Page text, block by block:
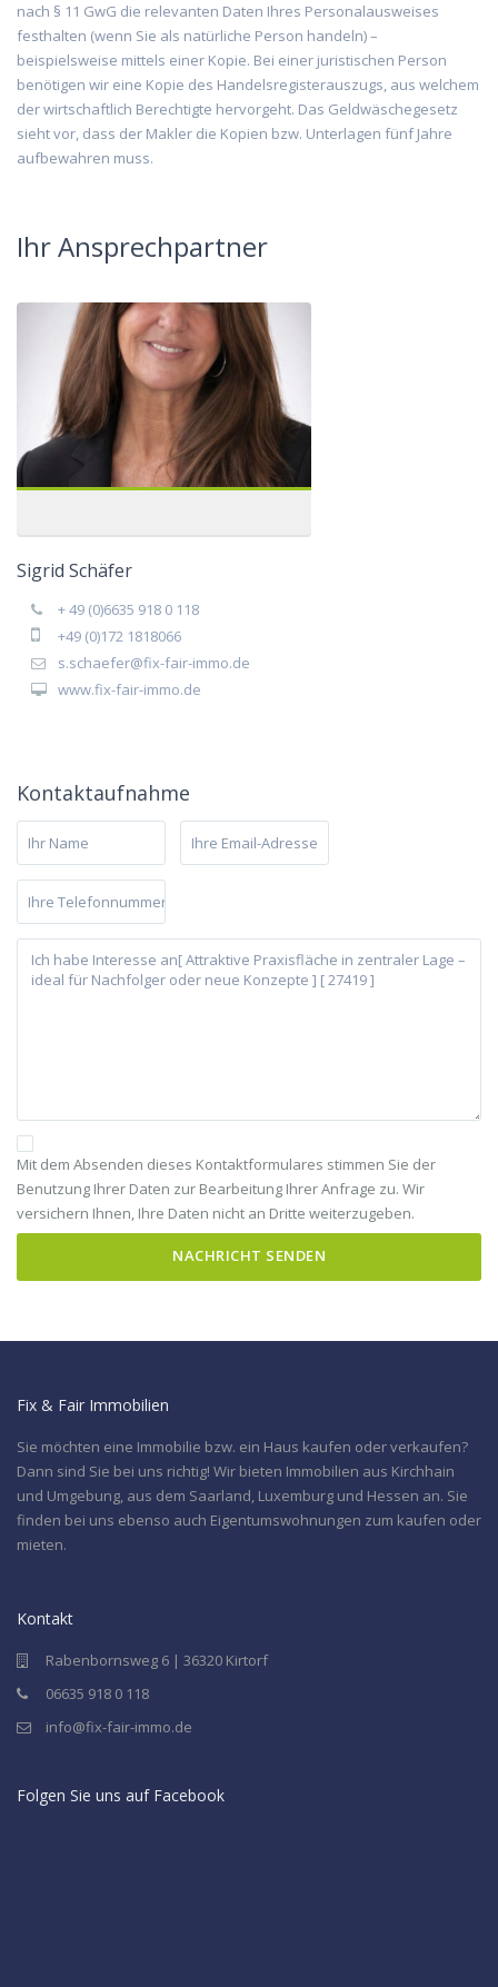
nach § 11 GwG die relevanten Daten Ihres Personalausweises
festhalten (wenn Sie als natürliche Person handeln) –
beispielsweise mittels einer Kopie. Bei einer juristischen Person
benötigen wir eine Kopie des Handelsregisterauszugs, aus welchem
der wirtschaftlich Berechtigte hervorgeht. Das Geldwäschegesetz
sieht vor, dass der Makler die Kopien bzw. Unterlagen fünf Jahre
aufbewahren muss.
Ihr Ansprechpartner
Sigrid Schäfer
+ 49 (0)6635 918 0 118
+49 (0)172 1818066
s.schaefer@fix-fair-immo.de
www.fix-fair-immo.de
Kontaktaufnahme
Mit dem Absenden dieses Kontaktformulares stimmen Sie der
Benutzung Ihrer Daten zur Bearbeitung Ihrer Anfrage zu. Wir
versichern Ihnen, Ihre Daten nicht an Dritte weiterzugeben.
Fix & Fair Immobilien
Sie möchten eine Immobilie bzw. ein Haus kaufen oder verkaufen?
Dann sind Sie bei uns richtig! Wir bieten Immobilien aus Kirchhain
und Umgebung, aus dem Saarland, Luxemburg und Hessen an. Sie
finden bei uns ebenso auch Eigentumswohnungen zum kaufen oder
mieten.
Kontakt
Rabenbornsweg 6 | 36320 Kirtorf
06635 918 0 118
info@fix-fair-immo.de
Folgen Sie uns auf Facebook